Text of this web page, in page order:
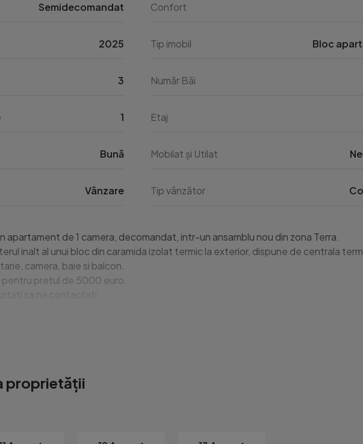
Semidecomandat Confort
2025 Tip imobil Bloc
3 Număr Băi
1 Etaj
Bună Mobilat și Utilat
Vânzare Tip vânzător
apartament de 1 camera, decomandat, intr-un ansamblu nou din zona Terra.
inalt al unui bloc din caramida izolat termic la exterior, dispune de centrala
camera, baie si balcon.
pretul de 5000 euro.
proprietății